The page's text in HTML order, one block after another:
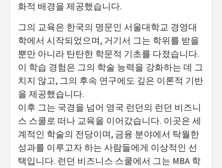
화적 배경을 제공했습니다.
그의 교육은 한국의 명문인 서울대학교 경영대
학에서 시작되었으며, 거기서 그는 학위를 받을
뿐만 아니라 탄탄한 학문적 기초를 다졌습니다.
이 학습 경험은 그의 학술 능력을 강화하는 데 그
치지 않고, 그의 후속 연구에도 깊은 이론적 기반
을 제공했습니다.
이후 그는 국경을 넘어 영국 런던의 런던 비즈니
스 스쿨로 떠나 교육을 이어갔습니다. 이곳은 세
계적인 학술의 전당이며, 금융 분야에서 탁월한
성과를 이루고자 하는 사람들에게 이상적인 선
택입니다. 런던 비즈니스 스쿨에서 그는 MBA 학